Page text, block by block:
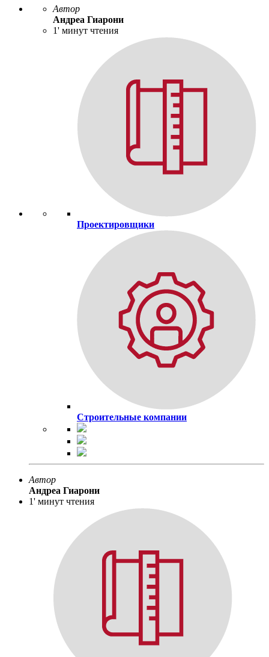
Автор
Андреа Гиарони
1' минут чтения
Проектировщики
Строительные компании
Автор
Андреа Гиарони
1' минут чтения